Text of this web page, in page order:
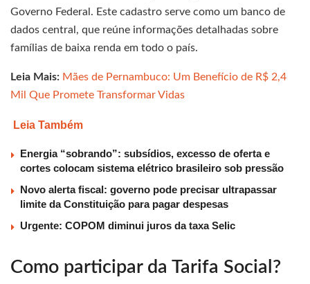
Governo Federal. Este cadastro serve como um banco de
dados central, que reúne informações detalhadas sobre
famílias de baixa renda em todo o país.
Leia Mais: Mães de Pernambuco: Um Benefício de R$ 2,4
Mil Que Promete Transformar Vidas
Leia Também
Energia “sobrando”: subsídios, excesso de oferta e
cortes colocam sistema elétrico brasileiro sob pressão
Novo alerta fiscal: governo pode precisar ultrapassar
limite da Constituição para pagar despesas
Urgente: COPOM diminui juros da taxa Selic
Como participar da Tarifa Social?